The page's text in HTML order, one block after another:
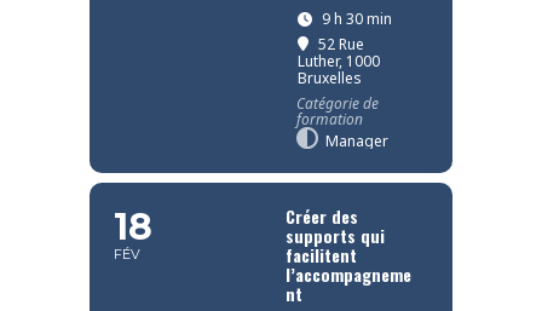
9 h 30 min
52 Rue
Luther, 1000
Bruxelles
Catégorie de
formation
Manager
18
FÉV
Créer des
supports qui
facilitent
l’accompagneme
nt